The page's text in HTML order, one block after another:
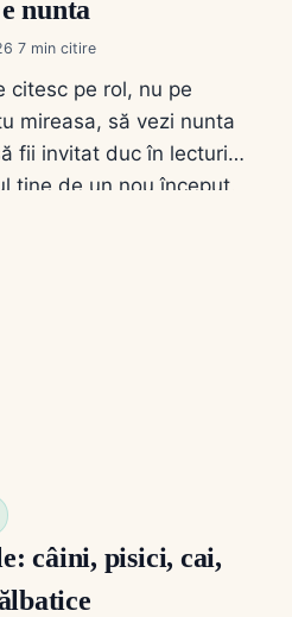
nunta
7
citesc pe rol, nu pe
mireasa, să vezi nunta
fii invitat duc în lecturi
ține de un nou început.
câini, pisici, cai,